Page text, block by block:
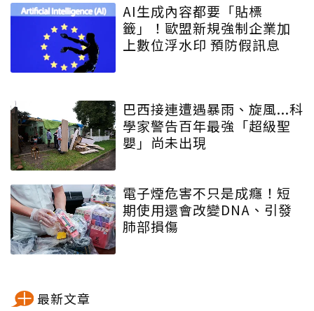
AI生成內容都要「貼標
籤」！歐盟新規強制企業加
上數位浮水印 預防假訊息
巴西接連遭遇暴雨、旋風...科
學家警告百年最強「超級聖
嬰」尚未出現
電子煙危害不只是成癮！短
期使用還會改變DNA、引發
肺部損傷
最新文章